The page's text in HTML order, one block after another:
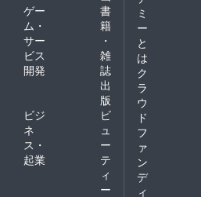
ゲー
ム・
サー
ビス
開発
書
籍
・
雑
誌
出
版
ビジ
ネ
ス・
起業
ビ
ュ
ー
テ
ィ
ー
ミ
ー
と
は
ク
ラ
ウ
ド
フ
ァ
ン
デ
ィ